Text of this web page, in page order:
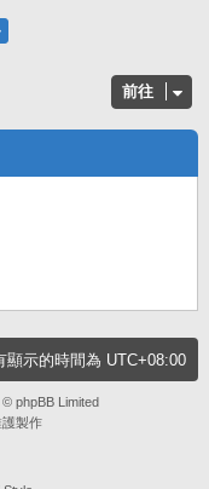
前往
顯示的時間為 UTC+08:00
phpBB Limited
製作